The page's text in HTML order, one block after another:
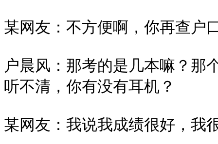
某网友：不方便啊，你再查户
户晨风：那考的是几本嘛？那
听不清，你有没有耳机？
某网友：我说我成绩很好，我